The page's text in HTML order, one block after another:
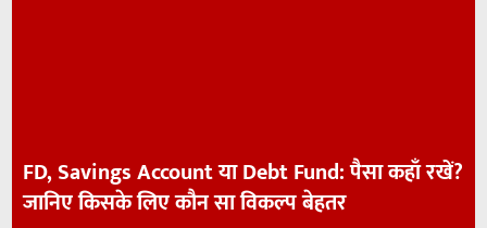
FD, Savings Account या Debt Fund: पैसा कहाँ रखें?
जानिए किसके लिए कौन सा विकल्प बेहतर